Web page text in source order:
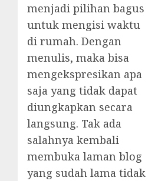
menjadi pilihan bagus
untuk mengisi waktu
di rumah. Dengan
menulis, maka bisa
mengekspresikan apa
saja yang tidak dapat
diungkapkan secara
langsung. Tak ada
salahnya kembali
membuka laman blog
yang sudah lama tidak